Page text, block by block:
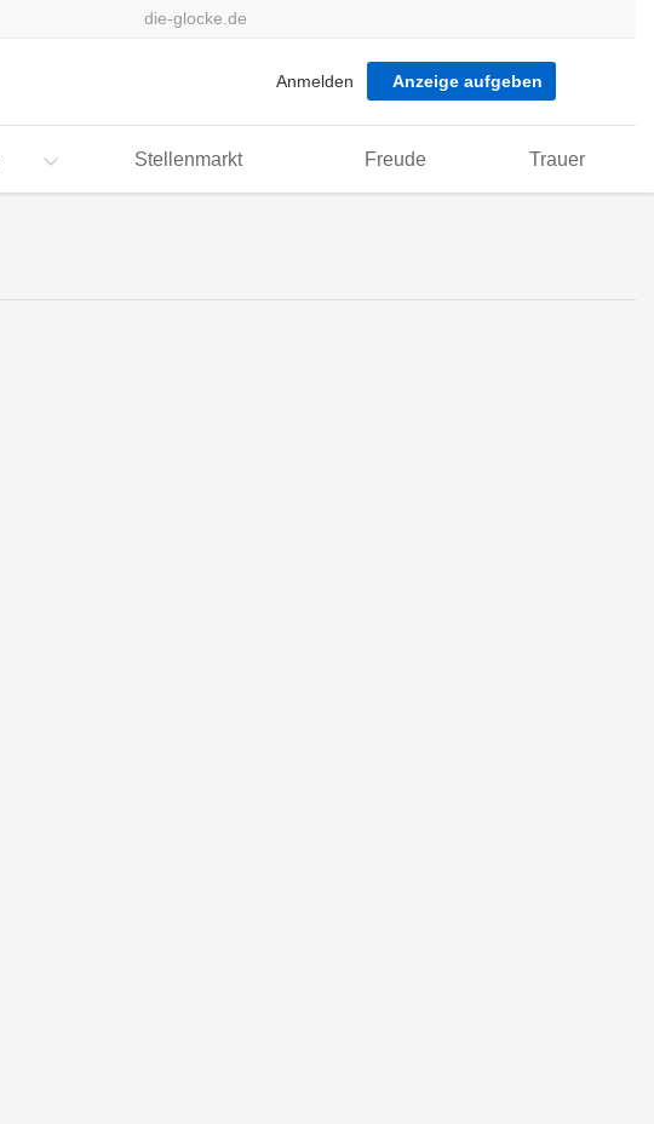
die-glocke.de
Anmelden Anzeige aufgeben
Stellenmarkt Freude Trauer